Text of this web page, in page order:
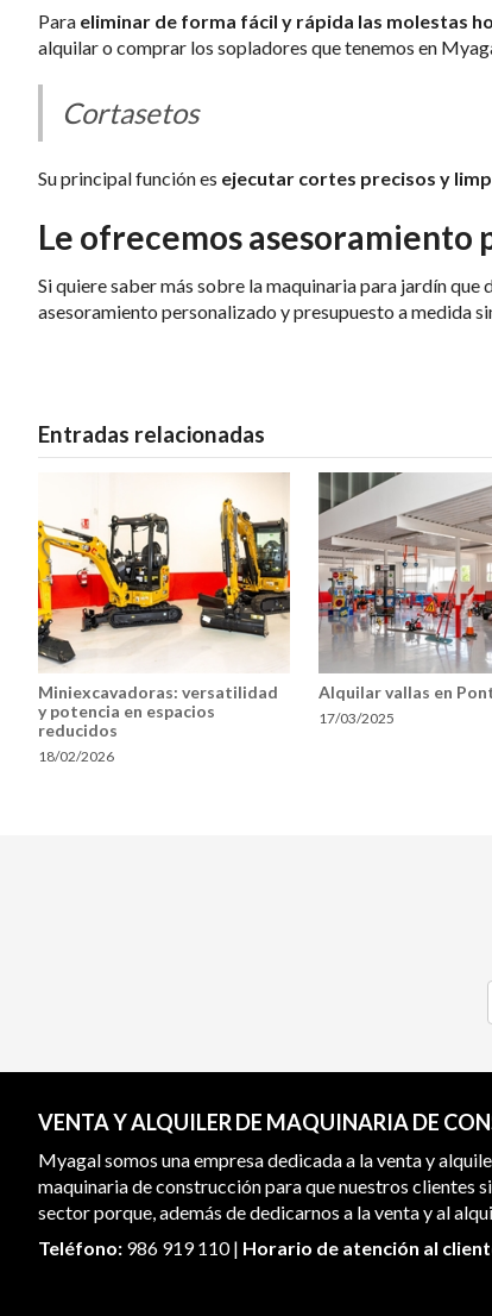
Para eliminar de forma fácil y rápida las molestas
alquilar o comprar los sopladores que tenemos en
Cortasetos
Su principal función es ejecutar cortes precisos y
Le ofrecemos asesoramiento
Si quiere saber más sobre la maquinaria para jardín que
asesoramiento personalizado y presupuesto a medida
Entradas relacionadas
Miniexcavadoras: versatilidad
y potencia en espacios
reducidos
18/02/2026
Alquilar vallas en
17/03/2025
VENTA Y ALQUILER DE MAQUINARIA DE
Myagal somos una empresa dedicada a la venta y
maquinaria de construcción para que nuestros clientes
sector porque, además de dedicarnos a la venta y al
Teléfono: 986 919 110| Horario de atención al